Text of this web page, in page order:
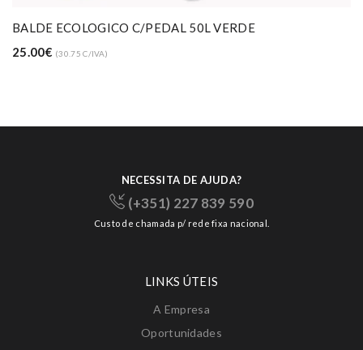
BALDE ECOLOGICO C/PEDAL 50L VERDE
25.00€ (30.75 C/IVA)
NECESSITA DE AJUDA?
(+351) 227 839 590
Custo de chamada p/ rede fixa nacional.
LINKS ÚTEIS
A Empresa
Oportunidades